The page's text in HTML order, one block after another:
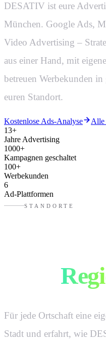
DESATIV ist eure
München. Google Ads,
Video Advertising –
aus einer Hand, mit
betreuen Werbekunden
euren Standort.
Kostenlose Ads-Analyse
Alle
13+
Jahre Advertising
1000+
Kampagnen geschaltet
100+
Werbekunden
6
Ad-Plattformen
STANDORTE
eurer
Für jede Ortschaft eine
Stadt und erfahrt, wie